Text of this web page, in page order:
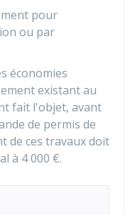
pour
ou par
économies
existant au
fait l'objet, avant
de permis de
de ces travaux doit
à 4 000 €.